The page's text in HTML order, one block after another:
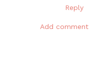
Reply
Add comment